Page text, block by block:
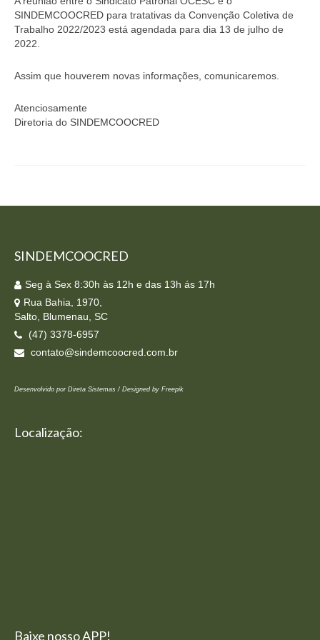
Homologação
Índices
Notícias
Baixar APP
SINDEMCOOCRED para tratativas da Convenção Coletiva de
Trabalho 2022/2023 está agendada para dia 13 de julho de
2022.
Assim que houverem novas informações, comunicaremos.
Atenciosamente
Diretoria do SINDEMCOOCRED
SINDEMCOOCRED
Seg à Sex 8:30h às 12h e das 13h ás 17h
Rua Bahia, 1970,
Salto, Blumenau, SC
(47) 3378-6957
contato@sindemcoocred.com.br
Desenvolvido por Direta Sistemas / Designed by Freepik
Localização:
Baixe nosso APP!